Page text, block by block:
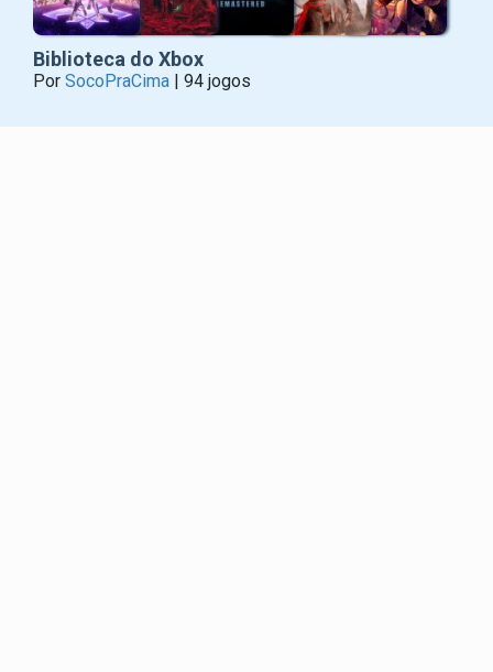
Biblioteca do Xbox
Por SocoPraCima | 94 jogos